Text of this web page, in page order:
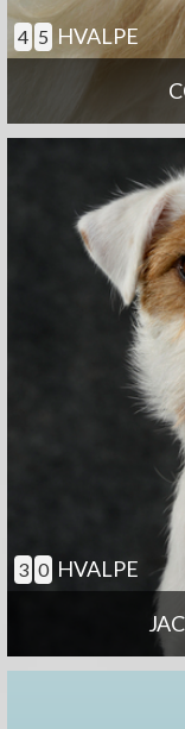
4 5 HVALPE
3 0 HVALPE